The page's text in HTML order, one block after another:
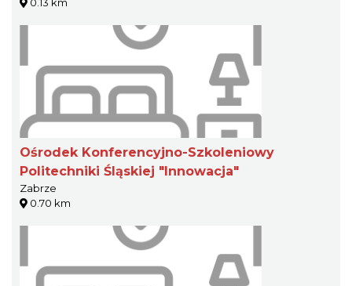
0.13 km
Ośrodek Konferencyjno-Szkoleniowy
Politechniki Śląskiej "Innowacja"
Zabrze
0.70 km